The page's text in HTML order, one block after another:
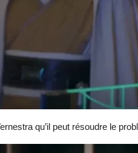
qu’il peut résoudre le